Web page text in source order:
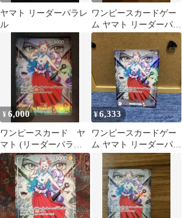
ヤマト リーダーパラレ
ル
ワンピースカードゲー
ム ヤマト リーダーパラ
レル
¥6,000
ワンピースカード ヤ
マト (リーダーパラレ
ル) OP16-079 P-L
¥6,333
ワンピースカードゲー
ム ヤマト リーダーパラ
レル